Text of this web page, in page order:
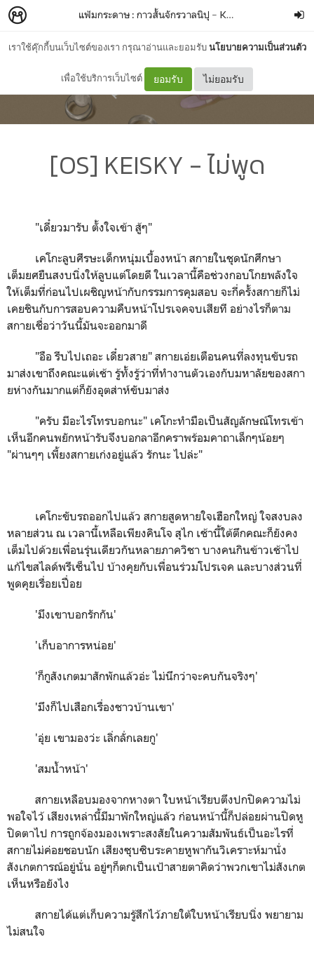
เราใช้คุ๊กกี้บนเว็บไซต์ของเรา กรุณาอ่านและยอมรับนโยบายความเป็นส่วนตัว
เพื่อใช้บริการเว็บไซต์ ยอมรับ ไม่ยอมรับ
แฟ้มกระดาษ : กาวสั้นจักรวาลนิปุ – KEIGOGOGO
[OS] KEISKY - ไม่พูด
"เดี๋ยวมารับ ตั้งใจเข้า สู้ๆ"
เคโกะลูบศีรษะเด็กหนุ่มเบื้องหน้า สกายในชุดนักศึกษา
เต็มยศยืนสงบนิ่งให้ลูบแต่โดยดี ในเวลานี้คือช่วงกอบโกยพลังใจ
ให้เต็มที่ก่อนไปเผชิญหน้ากับกรรมการคุมสอบ จะกี่ครั้งสกายก็ไม่
เคยชินกับการสอบความคืบหน้าโปรเจคจบเสียที อย่างไรก็ตาม
สกายเชื่อว่าวันนี้มันจะออกมาดี
"อือ รีบไปเถอะ เดี๋ยวสาย" สกายเอ่ยเตือนคนที่ลงทุนขับรถ
มาส่งเขาถึงคณะแต่เช้า รู้ทั้งรู้ว่าที่ทำงานตัวเองกับมหาลัยของสกา
ยห่างกันมากแต่ก็ยังอุตส่าห์ขับมาส่ง
"ครับ มีอะไรโทรบอกนะ" เคโกะทำมือเป็นสัญลักษณ์โทรเข้า
เห็นอีกคนพยักหน้ารับจึงบอกลาอีกคราพร้อมคาถาเล็กๆน้อยๆ
"ผ่านๆๆ เพี้ยงสกายเก่งอยู่แล้ว รักนะ ไปล่ะ"
เคโกะขับรถออกไปแล้ว สกายสูดหายใจเฮือกใหญ่ ใจสงบลง
หลายส่วน ณ เวลานี้เหลือเพียงคินโจ สุไก เช้านี้ใต้ตึกคณะก็ยังคง
เต็มไปด้วยเพื่อนรุ่นเดียวกันหลายภาควิชา บางคนกินข้าวเช้าไป
แก้ไขสไลด์พรีเซ็นไป บ้างคุยกับเพื่อนร่วมโปรเจค และบางส่วนที่
พูดคุยเรื่อยเปื่อย
'มึงเขาบอกรักกัน'
'เก็บอาการหน่อย'
'ก็กูสังเกตมาสักพักแล้วอ่ะ ไม่นึกว่าจะคบกันจริงๆ'
'มึงก็ไปเสือกเรื่องชาวบ้านเขา'
'อุ่ย เขามองว่ะ เลิ่กลั่กเลยกู'
'สมน้ำหน้า'
สกายเหลือบมองจากหางตา ใบหน้าเรียบตึงปกปิดความไม่
พอใจไว้ เสียงเหล่านี้มีมาพักใหญ่แล้ว ก่อนหน้านี้ก็ปล่อยผ่านปิดหู
ปิดตาไป การถูกจ้องมองเพราะสงสัยในความสัมพันธ์เป็นอะไรที่
สกายไม่ค่อยชอบนัก เสียงซุบซิบระคายหูพากันวิเคราะห์มานั่ง
สังเกตการณ์อยู่นั่น อยู่ๆก็ตกเป็นเป้าสายตาคิดว่าพวกเขาไม่สังเกต
เห็นหรือยังไง
สกายได้แต่เก็บความรู้สึกไว้ภายใต้ใบหน้าเรียบนิ่ง พยายาม
ไม่สนใจ